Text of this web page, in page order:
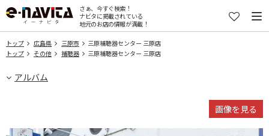
さぁ、今すぐ検索！
ナビタに掲載されている
地元のお店の情報が満載！
トップ 広島県 三原市
三原補聴器センター 三原店
トップ
その他 補聴器 三原補聴器センター 三原店
アルバム
画像を見る